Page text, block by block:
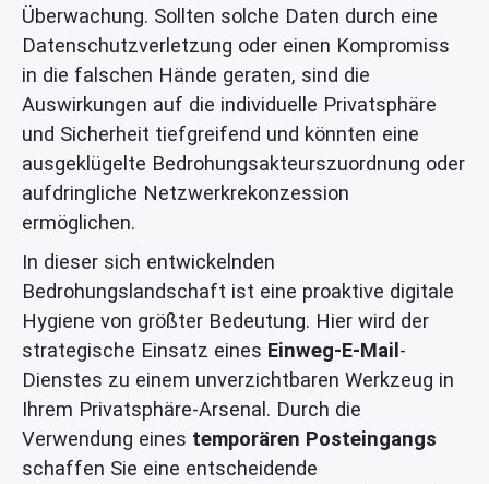
Überwachung. Sollten solche Daten durch eine
Datenschutzverletzung oder einen Kompromiss
in die falschen Hände geraten, sind die
Auswirkungen auf die individuelle Privatsphäre
und Sicherheit tiefgreifend und könnten eine
ausgeklügelte Bedrohungsakteurszuordnung oder
aufdringliche Netzwerkrekonzession
ermöglichen.
In dieser sich entwickelnden
Bedrohungslandschaft ist eine proaktive digitale
Hygiene von größter Bedeutung. Hier wird der
strategische Einsatz eines Einweg-E-Mail -
Dienstes zu einem unverzichtbaren Werkzeug in
Ihrem Privatsphäre-Arsenal. Durch die
Verwendung eines temporären Posteingangs
schaffen Sie eine entscheidende